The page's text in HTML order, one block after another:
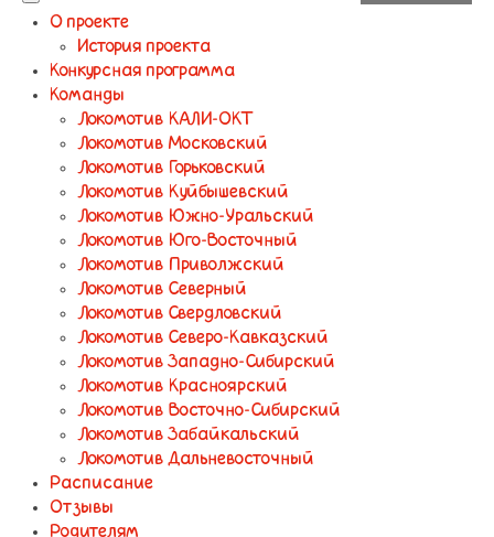
О проекте
История проекта
Конкурсная программа
Команды
Локомотив КАЛИ-ОКТ
Локомотив Московский
Локомотив Горьковский
Локомотив Куйбышевский
Локомотив Южно-Уральский
Локомотив Юго-Восточный
Локомотив Приволжский
Локомотив Северный
Локомотив Свердловский
Локомотив Северо-Кавказский
Локомотив Западно-Сибирский
Локомотив Красноярский
Локомотив Восточно-Сибирский
Локомотив Забайкальский
Локомотив Дальневосточный
Расписание
Отзывы
Родителям